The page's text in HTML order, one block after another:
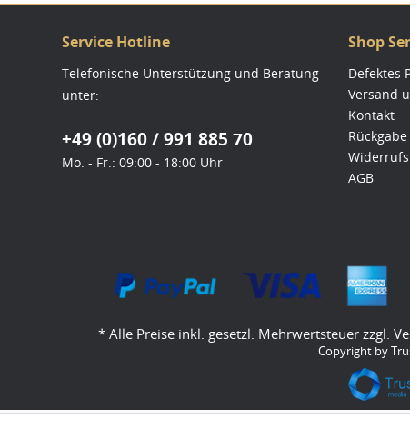
Service Hotline
Telefonische Unterstützung und Beratung
unter:
+49 (0)160 / 991 885 70
Mo. - Fr.: 09:00 - 18:00 Uhr
Shop
Defektes
Versand
Kontakt
Rückgabe
AGB
* Alle Preise inkl. gesetzl. Mehrwertsteuer zzgl.
Copyright by